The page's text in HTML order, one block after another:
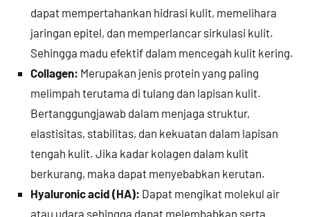
dapat mempertahankan hidrasi kulit, memelihara
jaringan epitel, dan memperlancar sirkulasi kulit.
Sehingga madu efektif dalam mencegah kulit kering.
Collagen: Merupakan jenis protein yang paling
melimpah terutama di tulang dan lapisan kulit.
Bertanggungjawab dalam menjaga struktur,
elastisitas, stabilitas, dan kekuatan dalam lapisan
tengah kulit. Jika kadar kolagen dalam kulit
berkurang, maka dapat menyebabkan kerutan.
Hyaluronic acid (HA): Dapat mengikat molekul air
atau udara sehingga dapat melembabkan serta